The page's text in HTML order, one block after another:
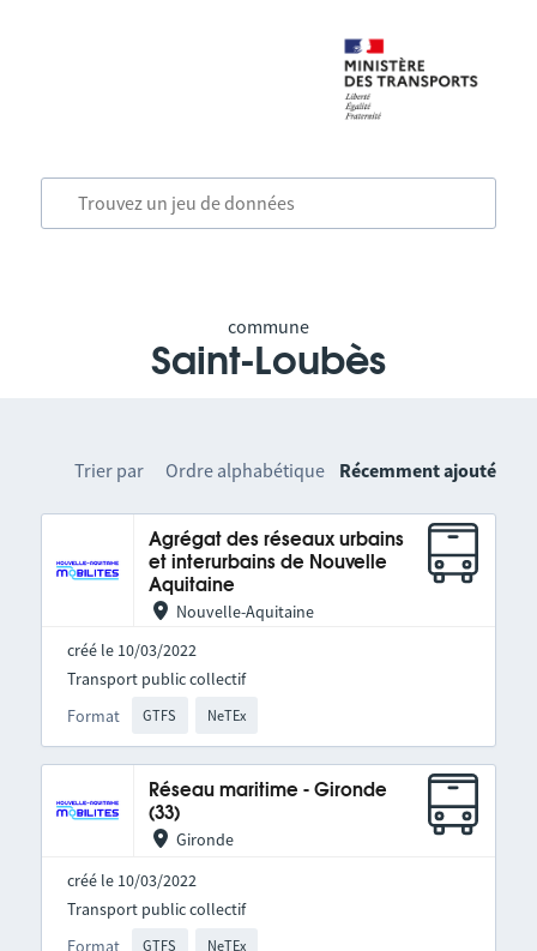
commune
Saint-Loubès
Trier par Ordre alphabétique Récemment ajouté
Agrégat des réseaux urbains
et interurbains de Nouvelle
Aquitaine
Nouvelle-Aquitaine
créé le 10/03/2022
Format GTFS NeTEx
Transport public collectif
Réseau maritime - Gironde
(33)
Gironde
créé le 10/03/2022
Format GTFS NeTEx
Transport public collectif